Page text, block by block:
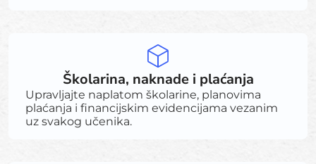
Školarina, naknade i plaćanja
Upravljajte naplatom školarine, planovima
plaćanja i financijskim evidencijama vezanim
uz svakog učenika.